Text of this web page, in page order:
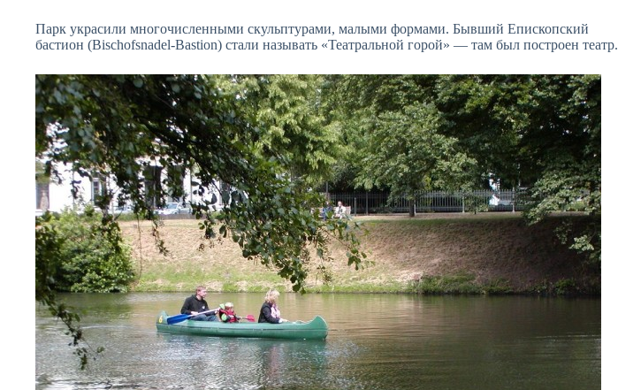
Парк украсили многочисленными скульптурами, малыми формами. Бывший Епископский
бастион (Bischofsnadel-Bastion) стали называть «Театральной горой» — там был построен театр.